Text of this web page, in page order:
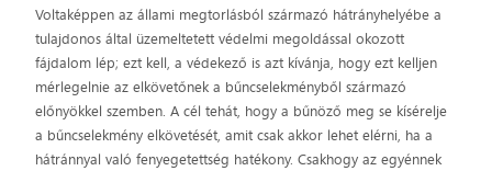
Voltaképpen az állami megtorlásból származó hátrányhelyébe a
tulajdonos által üzemeltetett védelmi megoldással okozott
fájdalom lép; ezt kell, a védekező is azt kívánja, hogy ezt kelljen
mérlegelnie az elkövetőnek a bűncselekményből származó
előnyökkel szemben. A cél tehát, hogy a bűnöző meg se kísérelje
a bűncselekmény elkövetését, amit csak akkor lehet elérni, ha a
hátránnyal való fenyegetettség hatékony. Csakhogy az egyénnek